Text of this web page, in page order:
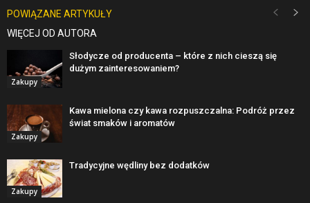
POWIĄZANE ARTYKUŁY
WIĘCEJ OD AUTORA
Zakupy
Słodycze od producenta – które z nich cieszą się
dużym zainteresowaniem?
Zakupy
Kawa mielona czy kawa rozpuszczalna: Podróż przez
świat smaków i aromatów
Zakupy
Tradycyjne wędliny bez dodatków